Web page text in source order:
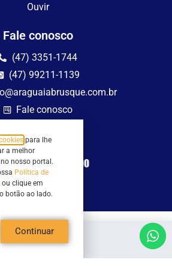
Ouvir
Fale conosco
(47) 3351-1744
(47) 99211-1139
Fale conosco
Site seguro
- Sociedade Rádio Araguaia de Brusque Ltda -
82.983.230/0001-82
II, Brusque, SC - 88353-120 - Centro Comercial
para lhe
a melhor
nosso portal.
Política de
ou clique em
botão ao lado.
Continuar